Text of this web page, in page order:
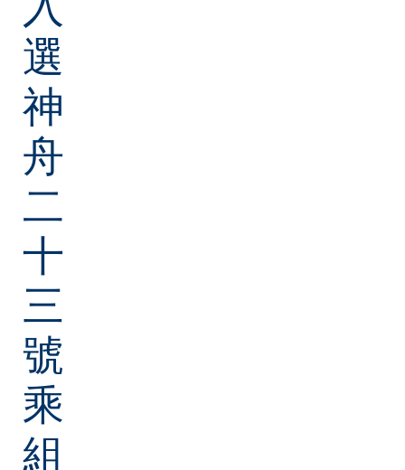
選
神
舟
二
十
三
號
乘
組